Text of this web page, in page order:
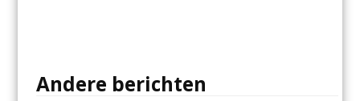
Andere berichten